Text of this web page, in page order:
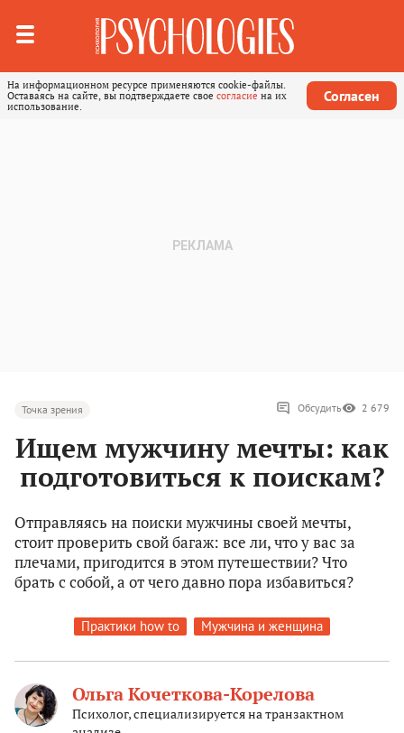
На информационном ресурсе применяются cookie-файлы.
Оставаясь на сайте, вы подтверждаете свое согласие на их
использование.
Согласен
Точка зрения Обсудить 2 679
Ищем мужчину мечты: как
подготовиться к поискам?
Отправляясь на поиски мужчины своей мечты,
стоит проверить свой багаж: все ли, что у вас за
плечами, пригодится в этом путешествии? Что
брать с собой, а от чего давно пора избавиться?
Практики how to Мужчина и женщина
Ольга Кочеткова-Корелова
Психолог, специализируется на транзактном